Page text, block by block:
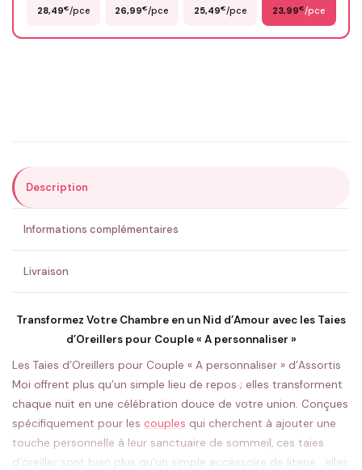
ENVOYER MA DEMANDE ✨
💚 Retour sous 24-48h🇫🇷 Flocage en France✅ Validation avant fabrication
28,49€/pce 26,99€/pce 25,49€/pce 23,99€/pce
Description
Informations complémentaires
Livraison
Transformez Votre Chambre en un Nid d’Amour avec les Taies
d’Oreillers pour Couple « A personnaliser »
Les Taies d’Oreillers pour Couple « A personnaliser » d’Assortis
Moi offrent plus qu’un simple lieu de repos ; elles transforment
chaque nuit en une célébration douce de votre union. Conçues
spécifiquement pour les couples qui cherchent à ajouter une
touche personnelle à leur sanctuaire de sommeil, ces taies
d’oreiller sont bien plus qu’un simple accessoire de literie : elles